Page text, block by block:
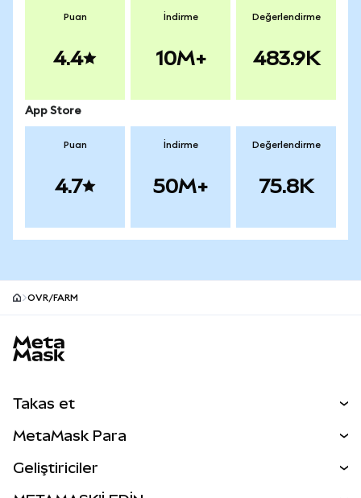
Puan
4.4
İndirme
10M+
Değerlendirme
483.9K
App Store
Puan
4.7
İndirme
50M+
Değerlendirme
75.8K
OVR/FARM
Takas et
Perps
MetaMask Para
Geliştiriciler